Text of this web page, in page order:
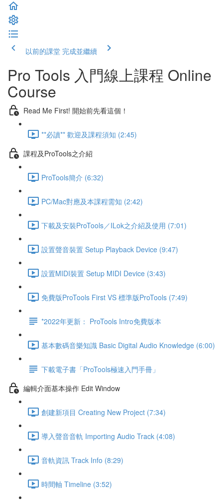
以前的課堂 完成並繼續
Pro Tools 入門線上課程 Online
Course
Read Me First! 開始前先看這個！
**必讀** 歡迎及課程須知 (2:45)
課程及ProTools之介紹
ProTools簡介 (6:32)
PC/Mac對應及本課程需知 (2:42)
下載及安裝ProTools／ILok之介紹及使用 (7:01)
設置聲音裝置 Setup Playback Device (9:47)
設置MIDI裝置 Setup MIDI Device (3:43)
免費版ProTools First VS 標準版ProTools (7:49)
*2022年更新： ProTools Intro免費版本
基本數碼音樂知識 Basic Digital Audio Knowledge (6:00)
下載電子書「ProTools極速入門手冊」
編輯介面基本操作 Edit Window
創建新項目 Creating New Project (7:34)
導入聲音音軌 Importing Audio Track (4:08)
音軌資訊 Track Info (8:29)
時間軸 Timeline (3:52)